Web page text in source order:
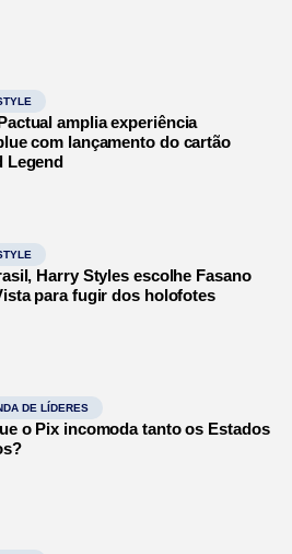
amplia experiência
com lançamento do cartão
Legend
Harry Styles escolhe Fasano
para fugir dos holofotes
DE LÍDERES
o Pix incomoda tanto os Estados